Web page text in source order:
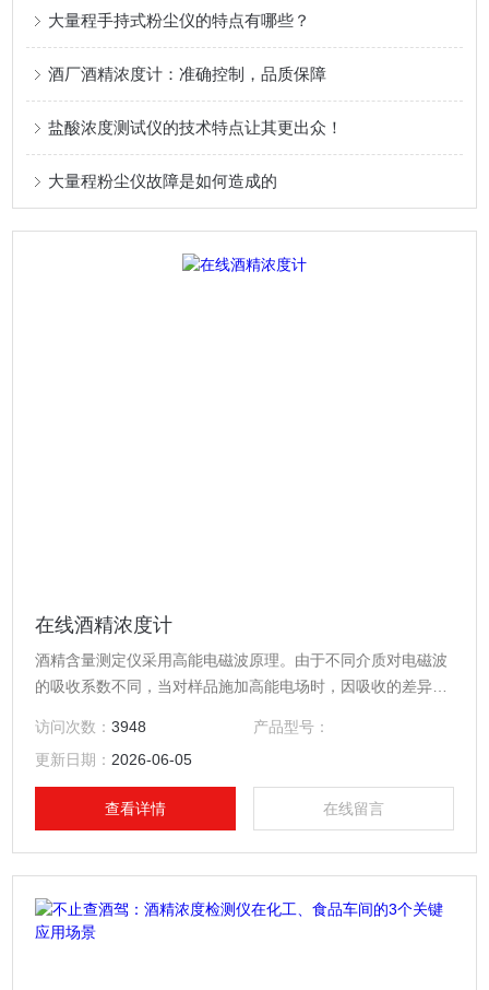
大量程手持式粉尘仪的特点有哪些？
酒厂酒精浓度计：准确控制，品质保障
盐酸浓度测试仪的技术特点让其更出众！
大量程粉尘仪故障是如何造成的
在线酒精浓度计
酒精含量测定仪采用高能电磁波原理。由于不同介质对电磁波
的吸收系数不同，当对样品施加高能电场时，因吸收的差异，
有关。
访问次数：3948
产品型号：
更新日期： 2026-06-05
查看详情 在线留言